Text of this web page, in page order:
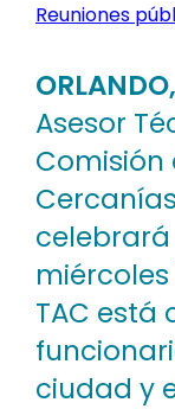
Reuniones
Asesor
Comisión
miércoles
TAC está
ciudad y